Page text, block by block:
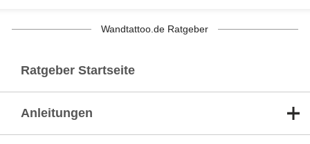
Wandtattoo.de Ratgeber
Ratgeber Startseite
Anleitungen